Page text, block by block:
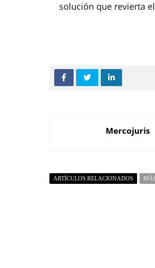
solución que revierta
Mercojuris
ARTÍCULOS RELACIONADOS